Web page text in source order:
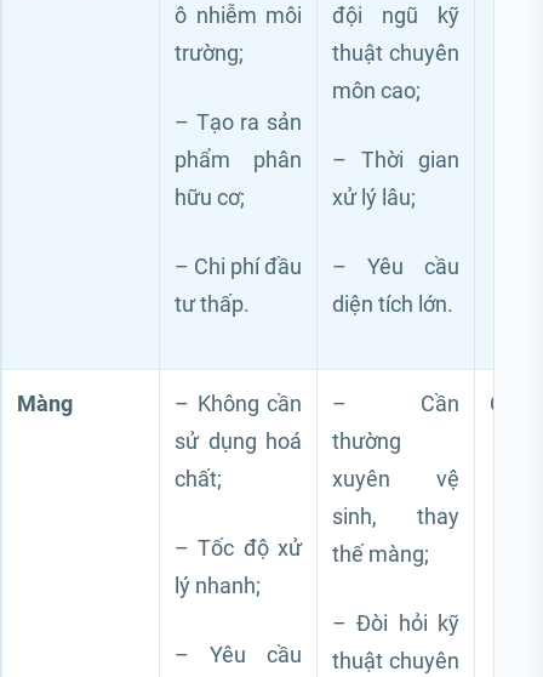
ô nhiễm môi
trường;
– Tạo ra sản
phẩm phân
hữu cơ;
– Chi phí đầu
tư thấp.
đội ngũ kỹ
thuật chuyên
môn cao;
– Thời gian
xử lý lâu;
– Yêu cầu
diện tích lớn.
Màng
– Không cần
sử dụng hoá
chất;
– Tốc độ xử
lý nhanh;
– Yêu cầu
– Cần
thường
xuyên vệ
sinh, thay
thế màng;
– Đòi hỏi kỹ
thuật chuyên
Cao